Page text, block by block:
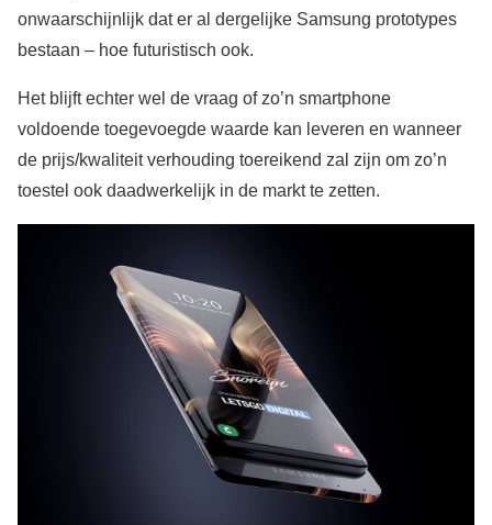
onwaarschijnlijk dat er al dergelijke Samsung prototypes
bestaan – hoe futuristisch ook.
Het blijft echter wel de vraag of zo’n smartphone
voldoende toegevoegde waarde kan leveren en wanneer
de prijs/kwaliteit verhouding toereikend zal zijn om zo’n
toestel ook daadwerkelijk in de markt te zetten.